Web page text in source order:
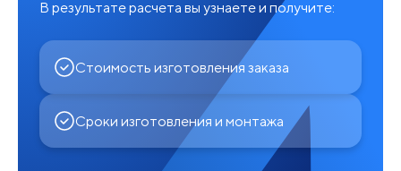
В результате расчета вы узнаете и получите:
Стоимость изготовления заказа
Сроки изготовления и монтажа